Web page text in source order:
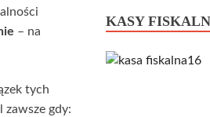
– na
tych
zawsze gdy:
KASY